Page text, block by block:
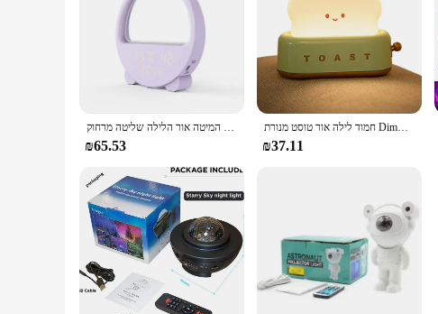
תאורה מושלטת שולחן העבודה אווירה טמפרטורה קליל לחות, שעון ליד המיטה אור הלילה שליטה מרחוק
₪65.53
חמוד לילה אור טוסט מנורת Dimmable LED טוסטר לילה מנורת נטענת נטענת וטיימר הגדרה משתלת לילה אור
₪37.11